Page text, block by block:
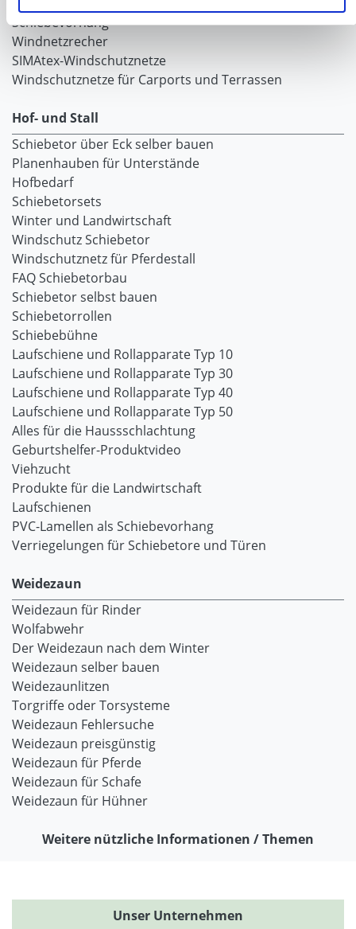
Schiebevorhang
Windnetzrecher
SIMAtex-Windschutznetze
Windschutznetze für Carports und Terrassen
Hof- und Stall
Schiebetor über Eck selber bauen
Planenhauben für Unterstände
Hofbedarf
Schiebetorsets
Winter und Landwirtschaft
Windschutz Schiebetor
Windschutznetz für Pferdestall
FAQ Schiebetorbau
Schiebetor selbst bauen
Schiebetorrollen
Schiebebühne
Laufschiene und Rollapparate Typ 10
Laufschiene und Rollapparate Typ 30
Laufschiene und Rollapparate Typ 40
Laufschiene und Rollapparate Typ 50
Alles für die Haussschlachtung
Geburtshelfer-Produktvideo
Viehzucht
Produkte für die Landwirtschaft
Laufschienen
PVC-Lamellen als Schiebevorhang
Verriegelungen für Schiebetore und Türen
Weidezaun
Weidezaun für Rinder
Wolfabwehr
Der Weidezaun nach dem Winter
Weidezaun selber bauen
Weidezaunlitzen
Torgriffe oder Torsysteme
Weidezaun Fehlersuche
Weidezaun preisgünstig
Weidezaun für Pferde
Weidezaun für Schafe
Weidezaun für Hühner
Weitere nützliche Informationen / Themen
Unser Unternehmen